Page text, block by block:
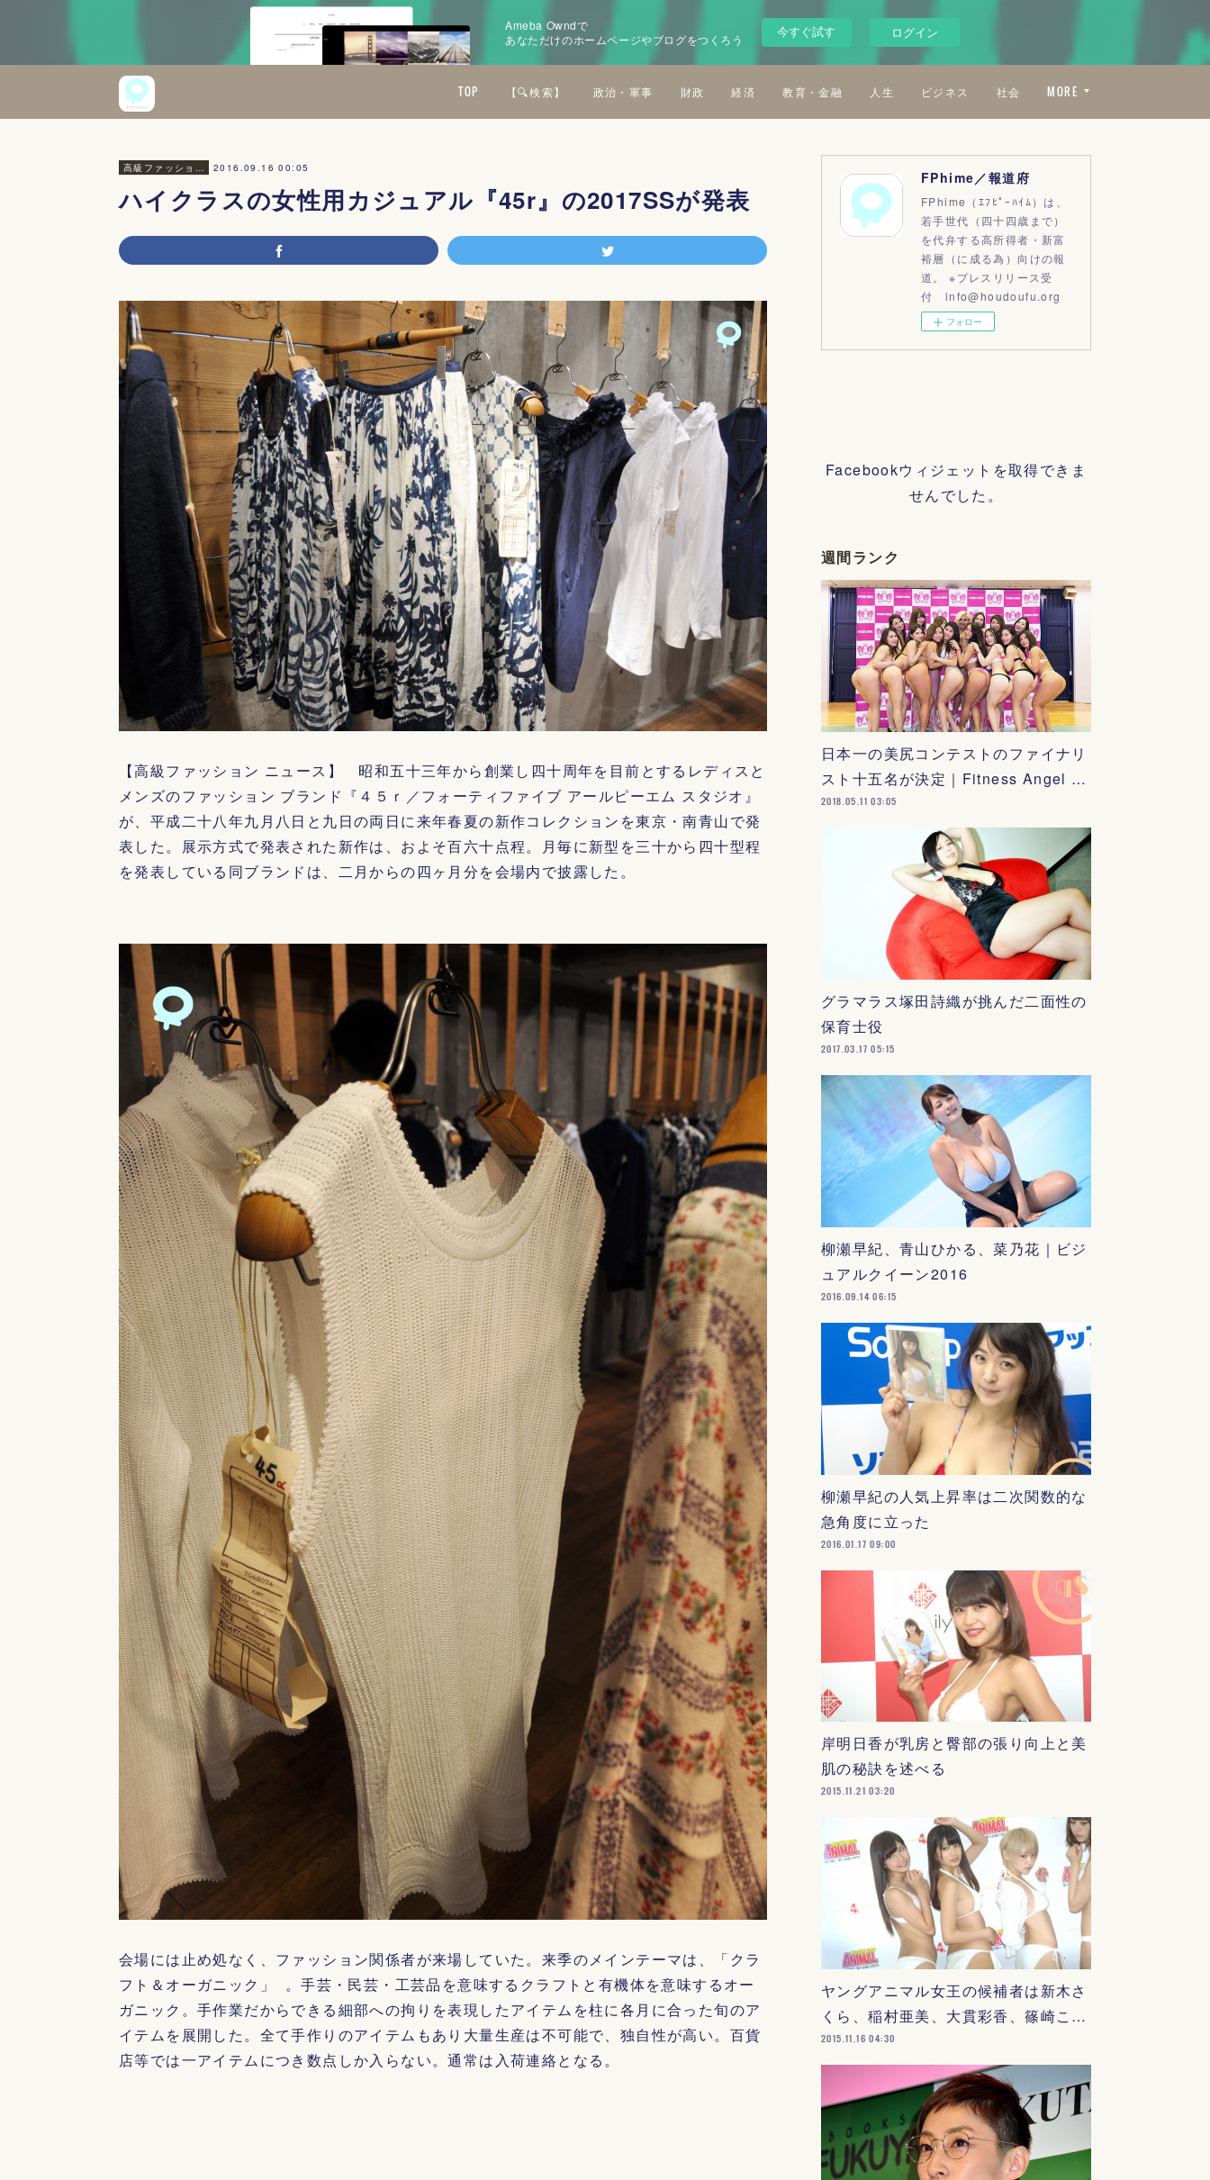
Ameba Owndで
あなただけのホームページやブログをつくろう
今すぐ試す ログイン
TOP 【🔍検索】 政治・軍事 財政 経済 教育・金融 人生 ビジネス 社会 MORE
高級ファッション・美容 2016.09.16 00:05
ハイクラスの女性用カジュアル『45r』の2017SSが発表
【高級ファッション ニュース】 昭和五十三年から創業し四十周年を目前とするレディスと
メンズのファッション ブランド『４５ｒ／フォーティファイブ アールピーエム スタジオ』
が、平成二十八年九月八日と九日の両日に来年春夏の新作コレクションを東京・南青山で発
表した。展示方式で発表された新作は、およそ百六十点程。月毎に新型を三十から四十型程
を発表している同ブランドは、二月からの四ヶ月分を会場内で披露した。
会場には止め処なく、ファッション関係者が来場していた。来季のメインテーマは、「クラ
フト＆オーガニック」 。手芸・民芸・工芸品を意味するクラフトと有機体を意味するオー
ガニック。手作業だからできる細部への拘りを表現したアイテムを柱に各月に合った旬のア
イテムを展開した。全て手作りのアイテムもあり大量生産は不可能で、独自性が高い。百貨
店等では一アイテムにつき数点しか入らない。通常は入荷連絡となる。
FPhime／報道府
FPhime（ｴﾌﾋﾟｰﾊｲﾑ）は、
若手世代（四十四歳まで）
を代弁する高所得者・新富
裕層（に成る為）向けの報
道。 ※プレスリリース受
付 info@houdoufu.org
フォロー
Facebookウィジェットを取得できま
せんでした。
週間ランク
日本一の美尻コンテストのファイナリ
スト十五名が決定｜Fitness Angel …
2018.05.11 03:05
グラマラス塚田詩織が挑んだ二面性の
保育士役
2017.03.17 05:15
柳瀬早紀、青山ひかる、菜乃花｜ビジ
ュアルクイーン2016
2016.09.14 06:15
柳瀬早紀の人気上昇率は二次関数的な
急角度に立った
2016.01.17 09:00
岸明日香が乳房と臀部の張り向上と美
肌の秘訣を述べる
2015.11.21 03:20
ヤングアニマル女王の候補者は新木さ
くら、稲村亜美、大貫彩香、篠崎こ…
2015.11.16 04:30